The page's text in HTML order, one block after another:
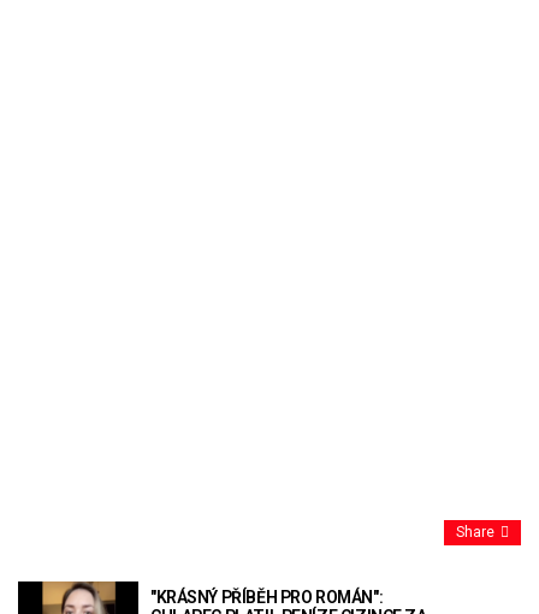
Share
"KRÁSNÝ PŘÍBĚH PRO ROMÁN":